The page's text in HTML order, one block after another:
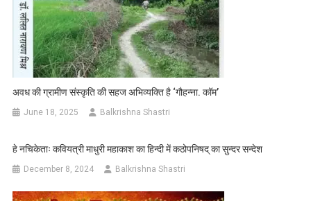
अवध की ग्रामीण संस्कृति की सहज अभिव्यक्ति है ‘गौहन्ना. कॉम’
June 18, 2025 Balkrishna Shastri
हे नचिकेताः कवियत्री माधुरी महाकाश का हिन्दी में कठोपनिषद् का सुन्दर सन्देश
December 8, 2024 Balkrishna Shastri